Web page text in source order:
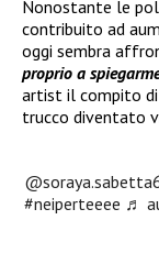
Nonostante le
contribuito ad
oggi sembra
proprio a
artist il compito
trucco diventato
#neiperteeee ♬